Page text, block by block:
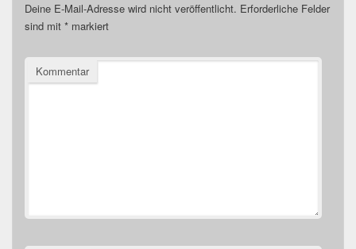
Deine E-Mail-Adresse wird nicht veröffentlicht. Erforderliche Felder
sind mit * markiert
Kommentar